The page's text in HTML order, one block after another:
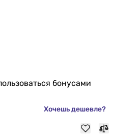
бонусами
Хочешь дешевле?